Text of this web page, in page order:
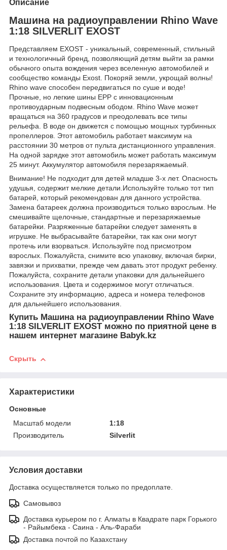
Описание
Машина на радиоуправлении Rhino Wave
1:18 SILVERLIT EXOST
Представляем EXOST - уникальный, современный, стильный
и технологичный бренд, позволяющий детям выйти за рамки
обычного опыта вождения через вселенную автомобилей и
сообщество команды Exost. Покоряй земли, укрощай волны!
Rhino wave способен передвигаться по суше и воде!
Прочные, но легкие шины EPP с инновационным
противоударным подвесным ободом. Rhino Wave может
вращаться на 360 градусов и преодолевать все типы
рельефа. В воде он движется с помощью мощных турбинных
пропеллеров. Этот автомобиль работает максимум на
расстоянии 30 метров от пульта дистанционного управления.
На одной зарядке этот автомобиль может работать максимум
25 минут. Аккумулятор автомобиля перезаряжаемый.
Внимание! Не подходит для детей младше 3-х лет. Опасность
удушья, содержит мелкие детали.Используйте только тот тип
батарей, который рекомендован для данного устройства.
Замена батареек должна производиться только взрослым. Не
смешивайте щелочные, стандартные и перезаряжаемые
батарейки. Разряженные батарейки следует заменять в
игрушке. Не выбрасывайте батарейки, так как они могут
протечь или взорваться. Используйте под присмотром
взрослых. Пожалуйста, снимите всю упаковку, включая бирки,
завязки и прихватки, прежде чем давать этот продукт ребенку.
Пожалуйста, сохраните детали упаковки для дальнейшего
использования. Цвета и содержимое могут отличаться.
Сохраните эту информацию, адреса и номера телефонов
для дальнейшего использования.
Купить Машина на радиоуправлении Rhino Wave
1:18 SILVERLIT EXOST можно по приятной цене в
нашем интернет магазине Babyk.kz
Скрыть
Характеристики
Основные
Масштаб модели
1:18
Производитель
Silverlit
Условия доставки
Доставка осуществляется только по предоплате.
Самовывоз
Доставка курьером по г. Алматы в Квадрате парк Горького
- Райымбека - Саина - Аль-Фараби
Доставка почтой по Казахстану